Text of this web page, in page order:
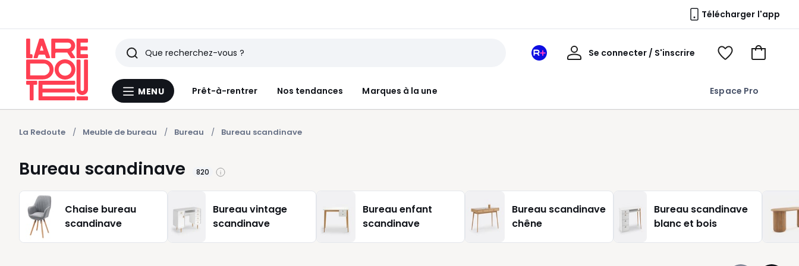
Télécharger l'app
Menu
MENU Prêt-à-rentrer Nos tendances Marques à la une Espace Pro
Rechercher
Derniers
articles
vus
Mon
Se connecter / S'inscrire
Mon
Voir
Voir
La Redoute Meuble de bureau Bureau Bureau scandinave
Bureau scandinave 820
Chaise bureau
scandinave
Bureau vintage
scandinave
Bureau enfant
scandinave
Bureau scandinave
chêne
Bureau scandinave
blanc et bois